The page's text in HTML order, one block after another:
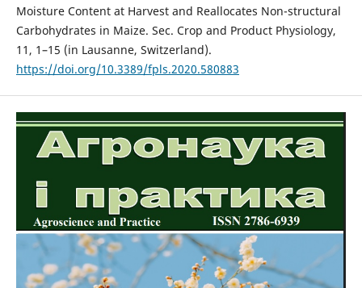
Moisture Content at Harvest and Reallocates Non-structural
Carbohydrates in Maize. Sec. Crop and Product Physiology,
11, 1–15 (in Lausanne, Switzerland).
https://doi.org/10.3389/fpls.2020.580883